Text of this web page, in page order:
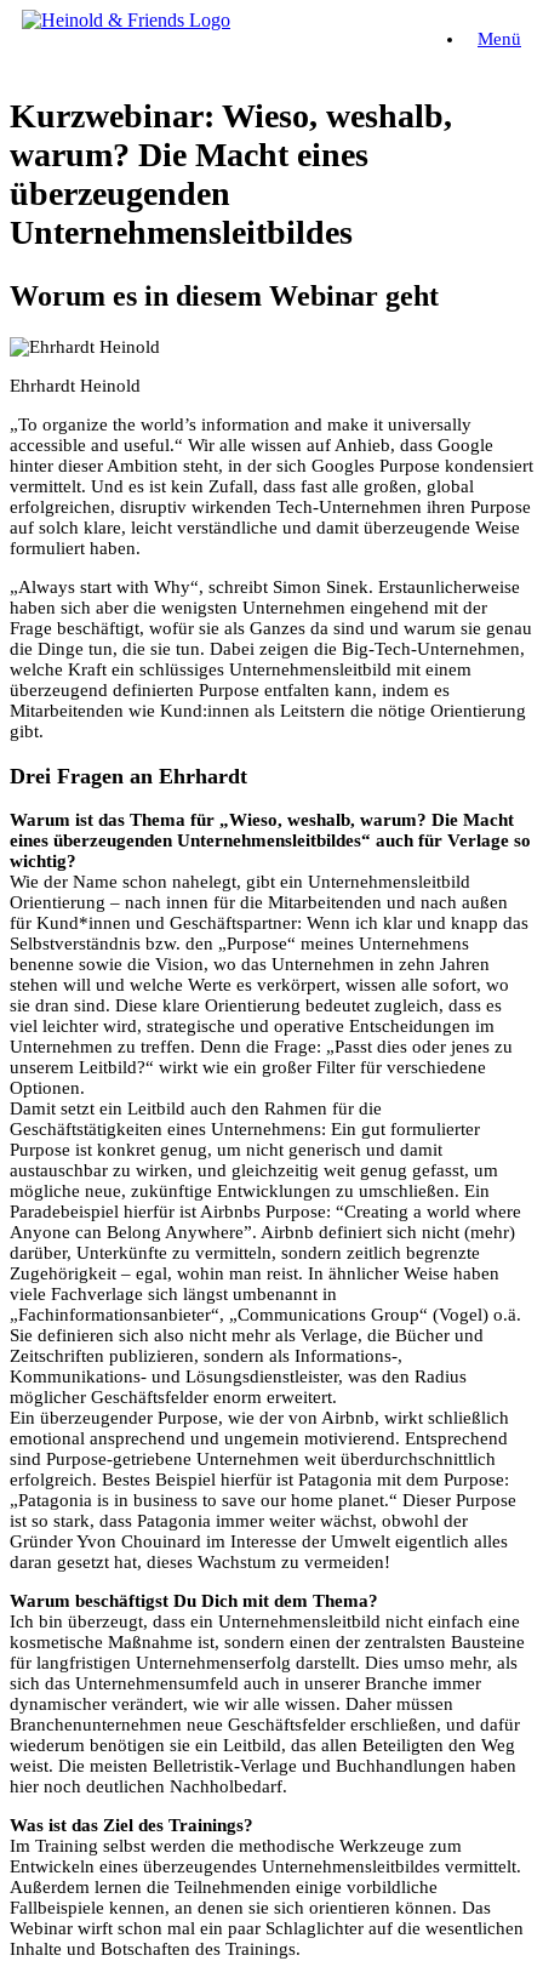
Zum
Menü
Kurzwebinar: Wieso, weshalb,
warum? Die Macht eines
überzeugenden
Unternehmensleitbildes
Worum es in diesem Webinar geht
Ehrhardt Heinold
„To organize the world’s information and make it universally
accessible and useful.“ Wir alle wissen auf Anhieb, dass Google
hinter dieser Ambition steht, in der sich Googles Purpose kondensiert
vermittelt. Und es ist kein Zufall, dass fast alle großen, global
erfolgreichen, disruptiv wirkenden Tech-Unternehmen ihren Purpose
auf solch klare, leicht verständliche und damit überzeugende Weise
formuliert haben.
„Always start with Why“, schreibt Simon Sinek. Erstaunlicherweise
haben sich aber die wenigsten Unternehmen eingehend mit der
Frage beschäftigt, wofür sie als Ganzes da sind und warum sie genau
die Dinge tun, die sie tun. Dabei zeigen die Big-Tech-Unternehmen,
welche Kraft ein schlüssiges Unternehmensleitbild mit einem
überzeugend definierten Purpose entfalten kann, indem es
Mitarbeitenden wie Kund:innen als Leitstern die nötige Orientierung
gibt.
Drei Fragen an Ehrhardt
Warum ist das Thema für „Wieso, weshalb, warum? Die Macht
eines überzeugenden Unternehmensleitbildes“ auch für Verlage so
wichtig?
Wie der Name schon nahelegt, gibt ein Unternehmensleitbild
Orientierung – nach innen für die Mitarbeitenden und nach außen
für Kund*innen und Geschäftspartner: Wenn ich klar und knapp das
Selbstverständnis bzw. den „Purpose“ meines Unternehmens
benenne sowie die Vision, wo das Unternehmen in zehn Jahren
stehen will und welche Werte es verkörpert, wissen alle sofort, wo
sie dran sind. Diese klare Orientierung bedeutet zugleich, dass es
viel leichter wird, strategische und operative Entscheidungen im
Unternehmen zu treffen. Denn die Frage: „Passt dies oder jenes zu
unserem Leitbild?“ wirkt wie ein großer Filter für verschiedene
Optionen.
Damit setzt ein Leitbild auch den Rahmen für die
Geschäftstätigkeiten eines Unternehmens: Ein gut formulierter
Purpose ist konkret genug, um nicht generisch und damit
austauschbar zu wirken, und gleichzeitig weit genug gefasst, um
mögliche neue, zukünftige Entwicklungen zu umschließen. Ein
Paradebeispiel hierfür ist Airbnbs Purpose: “Creating a world where
Anyone can Belong Anywhere”. Airbnb definiert sich nicht (mehr)
darüber, Unterkünfte zu vermitteln, sondern zeitlich begrenzte
Zugehörigkeit – egal, wohin man reist. In ähnlicher Weise haben
viele Fachverlage sich längst umbenannt in
„Fachinformationsanbieter“, „Communications Group“ (Vogel) o.ä.
Sie definieren sich also nicht mehr als Verlage, die Bücher und
Zeitschriften publizieren, sondern als Informations-,
Kommunikations- und Lösungsdienstleister, was den Radius
möglicher Geschäftsfelder enorm erweitert.
Ein überzeugender Purpose, wie der von Airbnb, wirkt schließlich
emotional ansprechend und ungemein motivierend. Entsprechend
sind Purpose-getriebene Unternehmen weit überdurchschnittlich
erfolgreich. Bestes Beispiel hierfür ist Patagonia mit dem Purpose:
„Patagonia is in business to save our home planet.“ Dieser Purpose
ist so stark, dass Patagonia immer weiter wächst, obwohl der
Gründer Yvon Chouinard im Interesse der Umwelt eigentlich alles
daran gesetzt hat, dieses Wachstum zu vermeiden!
Warum beschäftigst Du Dich mit dem Thema?
Ich bin überzeugt, dass ein Unternehmensleitbild nicht einfach eine
kosmetische Maßnahme ist, sondern einen der zentralsten Bausteine
für langfristigen Unternehmenserfolg darstellt. Dies umso mehr, als
sich das Unternehmensumfeld auch in unserer Branche immer
dynamischer verändert, wie wir alle wissen. Daher müssen
Branchenunternehmen neue Geschäftsfelder erschließen, und dafür
wiederum benötigen sie ein Leitbild, das allen Beteiligten den Weg
weist. Die meisten Belletristik-Verlage und Buchhandlungen haben
hier noch deutlichen Nachholbedarf.
Was ist das Ziel des Trainings?
Im Training selbst werden die methodische Werkzeuge zum
Entwickeln eines überzeugendes Unternehmensleitbildes vermittelt.
Außerdem lernen die Teilnehmenden einige vorbildliche
Fallbeispiele kennen, an denen sie sich orientieren können. Das
Webinar wirft schon mal ein paar Schlaglichter auf die wesentlichen
Inhalte und Botschaften des Trainings.